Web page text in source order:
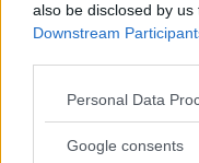
also be disclosed by
Downstream
Please note that this
not limited to your visit
Personal Data
Google consents
Un grosso
Per la
ghiaccioli:
Appositi
(almeno